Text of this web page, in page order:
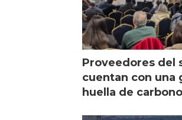
Proveedores del
cuentan con una
huella de carbono